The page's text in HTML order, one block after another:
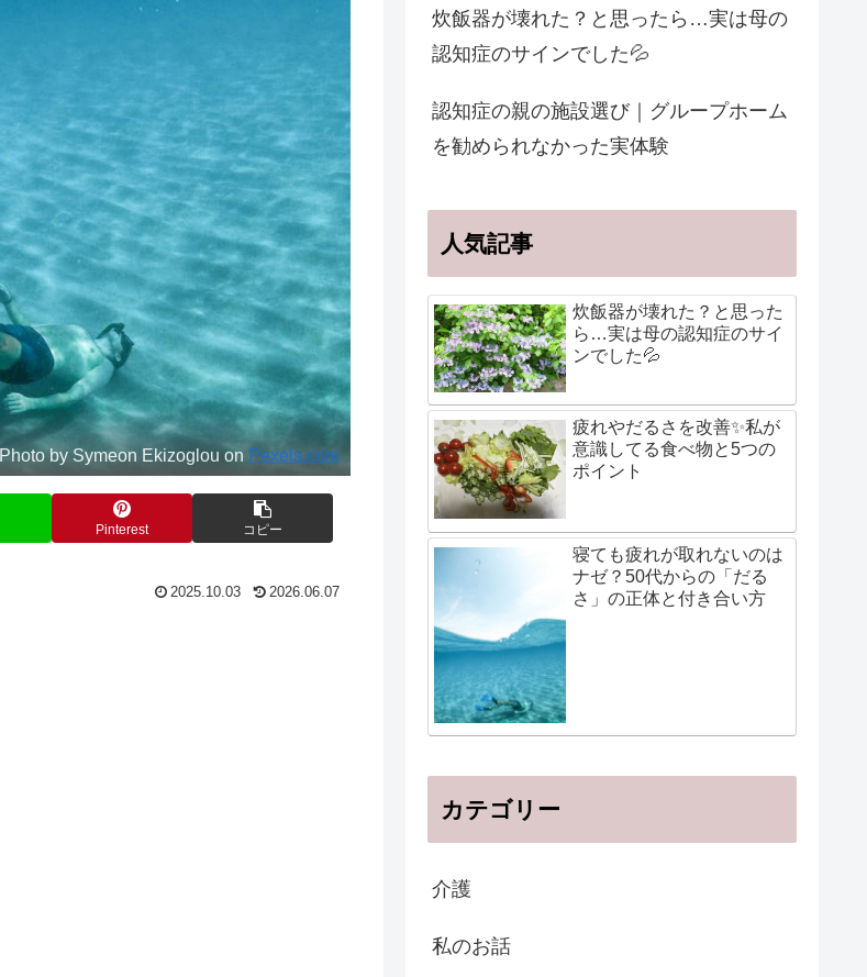
Photo by Symeon Ekizoglou on Pexels.com
Pinterest コピー
2025.10.03 2026.06.07
炊飯器が壊れた？と思ったら…実は母の
認知症のサインでした💦
認知症の親の施設選び｜グループホーム
を勧められなかった実体験
人気記事
炊飯器が壊れた？と思った
ら…実は母の認知症のサイ
ンでした💦
疲れやだるさを改善✨私が
意識してる食べ物と5つの
ポイント
寝ても疲れが取れないのは
ナゼ？50代からの「だる
さ」の正体と付き合い方
カテゴリー
介護
私のお話